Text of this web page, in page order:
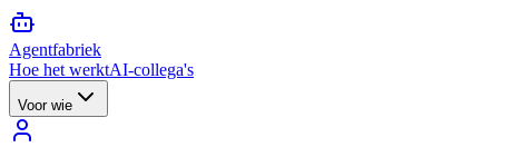
Agentfabriek
Hoe het werktAI-collega's
Voor wie